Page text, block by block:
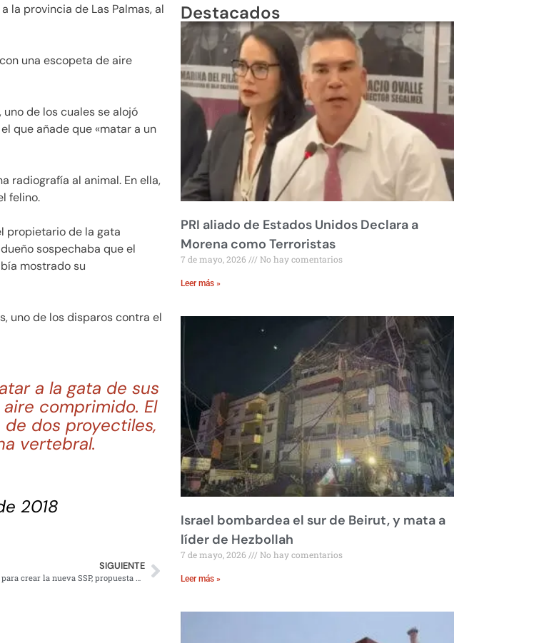
la provincia de Las Palmas, al
una escopeta de aire
de los cuales se alojó
que añade que «matar a un
radiografía al animal. En ella,
felino.
propietario de la gata
sospechaba que el
mostrado su
uno de los disparos contra el
a la gata de sus
comprimido. El
dos proyectiles,
vertebral.
2018
SIGUIENTE
Destacados
PRI aliado de Estados Unidos Declara a
Morena como Terroristas
7 de mayo, 2026 No hay comentarios
Leer más »
Israel bombardea el sur de Beirut, y mata a
líder de Hezbollah
7 de mayo, 2026 No hay comentarios
Leer más »